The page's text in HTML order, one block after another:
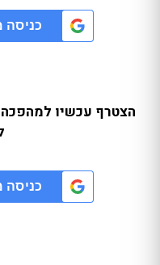
הצטרף עכשיו